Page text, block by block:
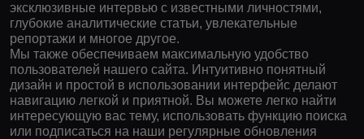
эксклюзивные интервью с известными личностями,
глубокие аналитические статьи, увлекательные
репортажи и многое другое.
Мы также обеспечиваем максимальную удобство
пользователей нашего сайта. Интуитивно понятный
дизайн и простой в использовании интерфейс делают
навигацию легкой и приятной. Вы можете легко найти
интересующую вас тему, использовать функцию поиска
или подписаться на наши регулярные обновления